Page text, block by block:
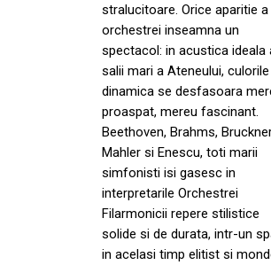
stralucitoare. Orice aparitie a
orchestrei inseamna un
spectacol: in acustica ideala
salii mari a Ateneului,
dinamica se desfasoara
proaspat, mereu fascinant.
Beethoven, Brahms,
Mahler si Enescu, toti marii
simfonisti isi gasesc in
interpretarile Orchestrei
Filarmonicii repere stilistice
solide si de durata, intr-un
in acelasi timp elitist si